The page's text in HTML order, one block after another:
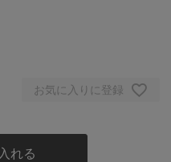
お気に入りに登録
れる